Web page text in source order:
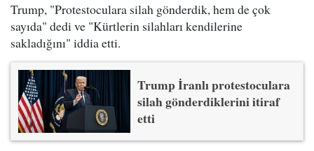
Trump, "Protestoculara silah gönderdik, hem de çok
sayıda" dedi ve "Kürtlerin silahları kendilerine
sakladığını" iddia etti.
Trump İranlı protestoculara
silah gönderdiklerini itiraf
etti